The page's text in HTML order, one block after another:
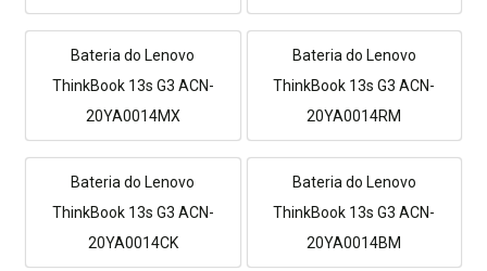
Bateria do Lenovo
ThinkBook 13s G3 ACN-
20YA0014MX
Bateria do Lenovo
ThinkBook 13s G3 ACN-
20YA0014RM
Bateria do Lenovo
ThinkBook 13s G3 ACN-
20YA0014CK
Bateria do Lenovo
ThinkBook 13s G3 ACN-
20YA0014BM